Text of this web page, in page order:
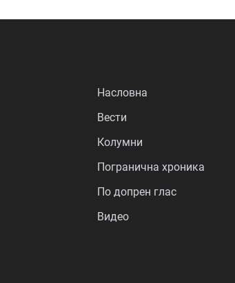
Насловна
Вести
Колумни
Погранична хроника
По допрен глас
Видео